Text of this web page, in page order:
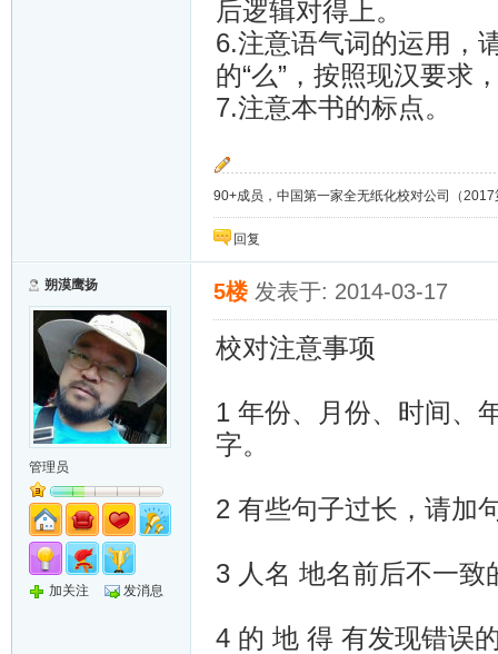
后逻辑对得上。
6.注意语气词的运用，
的“么”，按照现汉要求
7.注意本书的标点。
90+成员，中国第一家全无纸化校对公司（
回复
朔漠鹰扬
管理员
加关注 发消息
5楼 发表于: 2014-03-17
校对注意事项
1 年份、月份、时间、
字。
2 有些句子过长，请加
3 人名 地名前后不一致
4 的 地 得 有发现错误